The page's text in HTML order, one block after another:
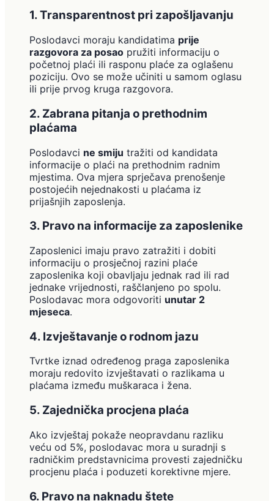
1. Transparentnost pri zapošljavanju
Poslodavci moraju kandidatima prije
razgovora za posao pružiti informaciju o
početnoj plaći ili rasponu plaće za oglašenu
poziciju. Ovo se može učiniti u samom oglasu
ili prije prvog kruga razgovora.
2. Zabrana pitanja o prethodnim
plaćama
Poslodavci ne smiju tražiti od kandidata
informacije o plaći na prethodnim radnim
mjestima. Ova mjera sprječava prenošenje
postojećih nejednakosti u plaćama iz
prijašnjih zaposlenja.
3. Pravo na informacije za zaposlenike
Zaposlenici imaju pravo zatražiti i dobiti
informaciju o prosječnoj razini plaće
zaposlenika koji obavljaju jednak rad ili rad
jednake vrijednosti, raščlanjeno po spolu.
Poslodavac mora odgovoriti unutar 2
mjeseca.
4. Izvještavanje o rodnom jazu
Tvrtke iznad određenog praga zaposlenika
moraju redovito izvještavati o razlikama u
plaćama između muškaraca i žena.
5. Zajednička procjena plaća
Ako izvještaj pokaže neopravdanu razliku
veću od 5%, poslodavac mora u suradnji s
radničkim predstavnicima provesti zajedničku
procjenu plaća i poduzeti korektivne mjere.
6. Pravo na naknadu štete